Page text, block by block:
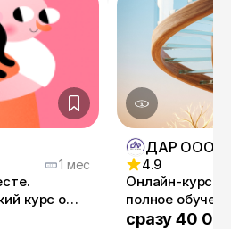
1 мес
курс о
4.9
Онлайн-курс
полное
сразу 40